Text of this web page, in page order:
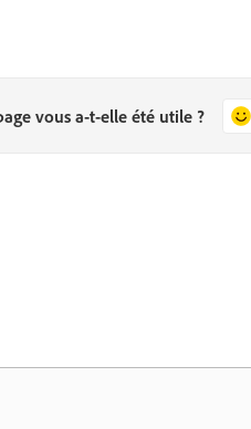
vous a-t-elle été utile ?